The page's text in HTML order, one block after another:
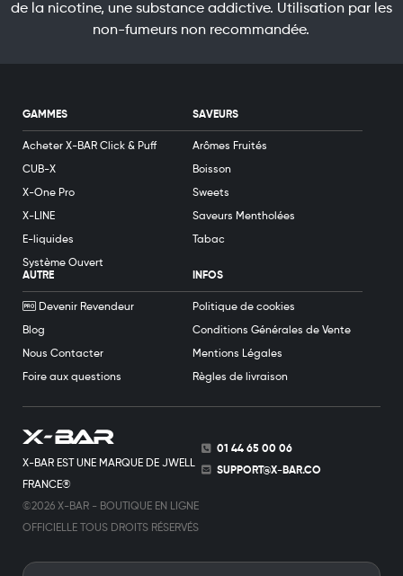
de la nicotine, une substance addictive. Utilisation par les
non-fumeurs non recommandée.
X-BAR EST UNE MARQUE DE JWELL
FRANCE®
©2026 X-BAR - BOUTIQUE EN LIGNE
OFFICIELLE TOUS DROITS RÉSERVÉS
01 44 65 00 06
SUPPORT@X-BAR.CO
GAMMES
Acheter X-BAR Click & Puff
CUB-X
X-One Pro
X-LINE
E-liquides
Système Ouvert
SAVEURS
Arômes Fruités
Boisson
Sweets
Saveurs Mentholées
Tabac
AUTRE
Devenir Revendeur
Blog
Nous Contacter
Foire aux questions
INFOS
Politique de cookies
Conditions Générales de Vente
Mentions Légales
Règles de livraison